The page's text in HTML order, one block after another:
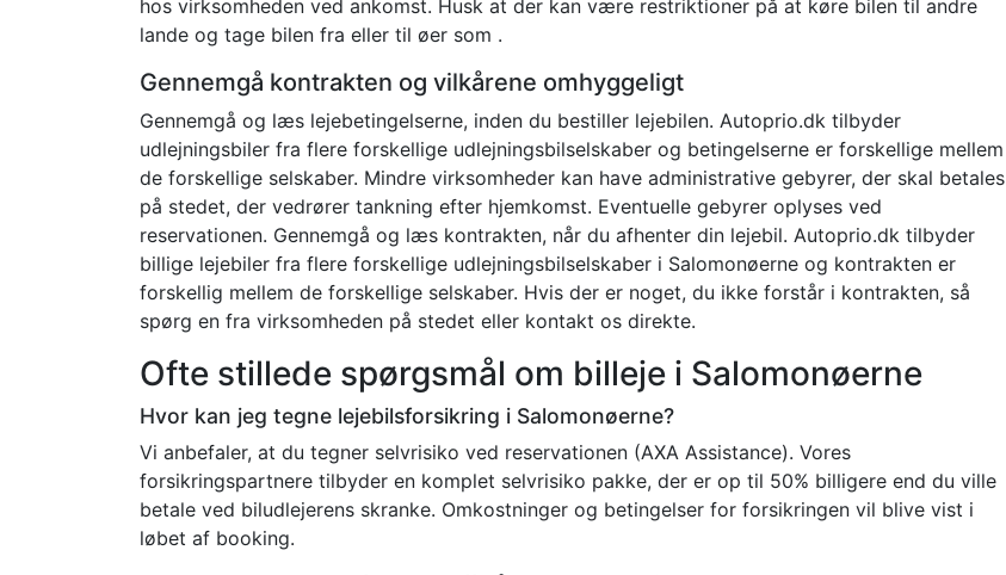
hos virksomheden ved ankomst. Husk at der kan være restriktioner på at køre bilen til andre
lande og tage bilen fra eller til øer som .
Gennemgå kontrakten og vilkårene omhyggeligt
Gennemgå og læs lejebetingelserne, inden du bestiller lejebilen. Autoprio.dk tilbyder
udlejningsbiler fra flere forskellige udlejningsbilselskaber og betingelserne er forskellige mellem
de forskellige selskaber. Mindre virksomheder kan have administrative gebyrer, der skal betales
på stedet, der vedrører tankning efter hjemkomst. Eventuelle gebyrer oplyses ved
reservationen. Gennemgå og læs kontrakten, når du afhenter din lejebil. Autoprio.dk tilbyder
billige lejebiler fra flere forskellige udlejningsbilselskaber i Salomonøerne og kontrakten er
forskellig mellem de forskellige selskaber. Hvis der er noget, du ikke forstår i kontrakten, så
spørg en fra virksomheden på stedet eller kontakt os direkte.
Ofte stillede spørgsmål om billeje i Salomonøerne
Hvor kan jeg tegne lejebilsforsikring i Salomonøerne?
Vi anbefaler, at du tegner selvrisiko ved reservationen (AXA Assistance). Vores
forsikringspartnere tilbyder en komplet selvrisiko pakke, der er op til 50% billigere end du ville
betale ved biludlejerens skranke. Omkostninger og betingelser for forsikringen vil blive vist i
løbet af booking.